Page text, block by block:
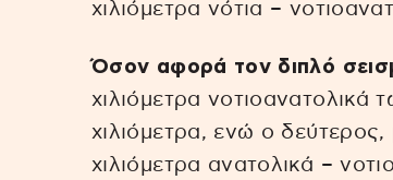
χιλιόμετρα νότια –
Όσον αφορά τον διπλό
χιλιόμετρα
χιλιόμετρα, ενώ ο δεύτερος,
χιλιόμετρα ανατολικά –